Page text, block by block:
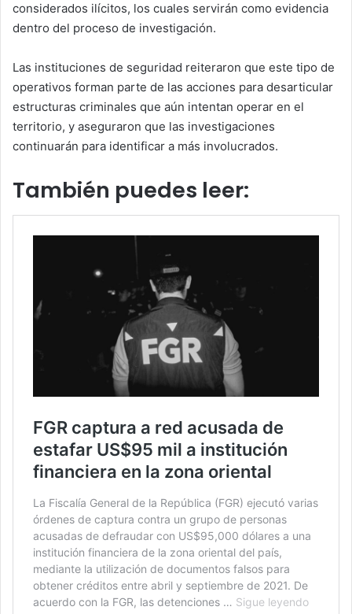
considerados ilícitos, los cuales servirán como evidencia
dentro del proceso de investigación.
Las instituciones de seguridad reiteraron que este tipo de
operativos forman parte de las acciones para desarticular
estructuras criminales que aún intentan operar en el
territorio, y aseguraron que las investigaciones
continuarán para identificar a más involucrados.
También puedes leer: